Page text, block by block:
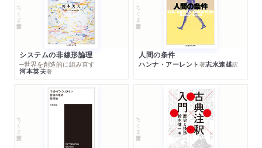
ちくま学芸文庫
システムの非線形論理
─世界を創造的に組み直す
河本英夫著
ちくま学芸文庫
人間の条件
ハンナ・アーレント 著志水速雄訳
ちくま学芸文庫 ちくま学芸文庫